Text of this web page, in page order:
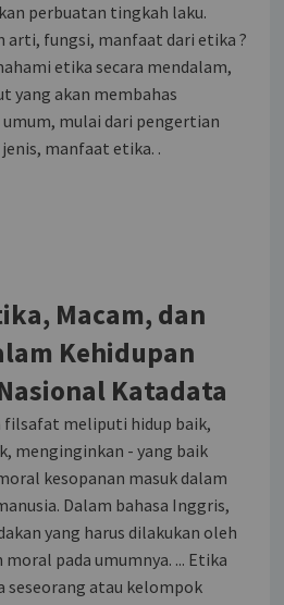
perbuatan tingkah laku.
arti, fungsi, manfaat dari etika ?
etika secara mendalam,
yang akan membahas
mulai dari pengertian
manfaat etika. .
Macam, dan
Kehidupan
Katadata
filsafat meliputi hidup baik,
menginginkan - yang baik
kesopanan masuk dalam
Dalam bahasa Inggris,
yang harus dilakukan oleh
moral pada umumnya. ... Etika
seseorang atau kelompok